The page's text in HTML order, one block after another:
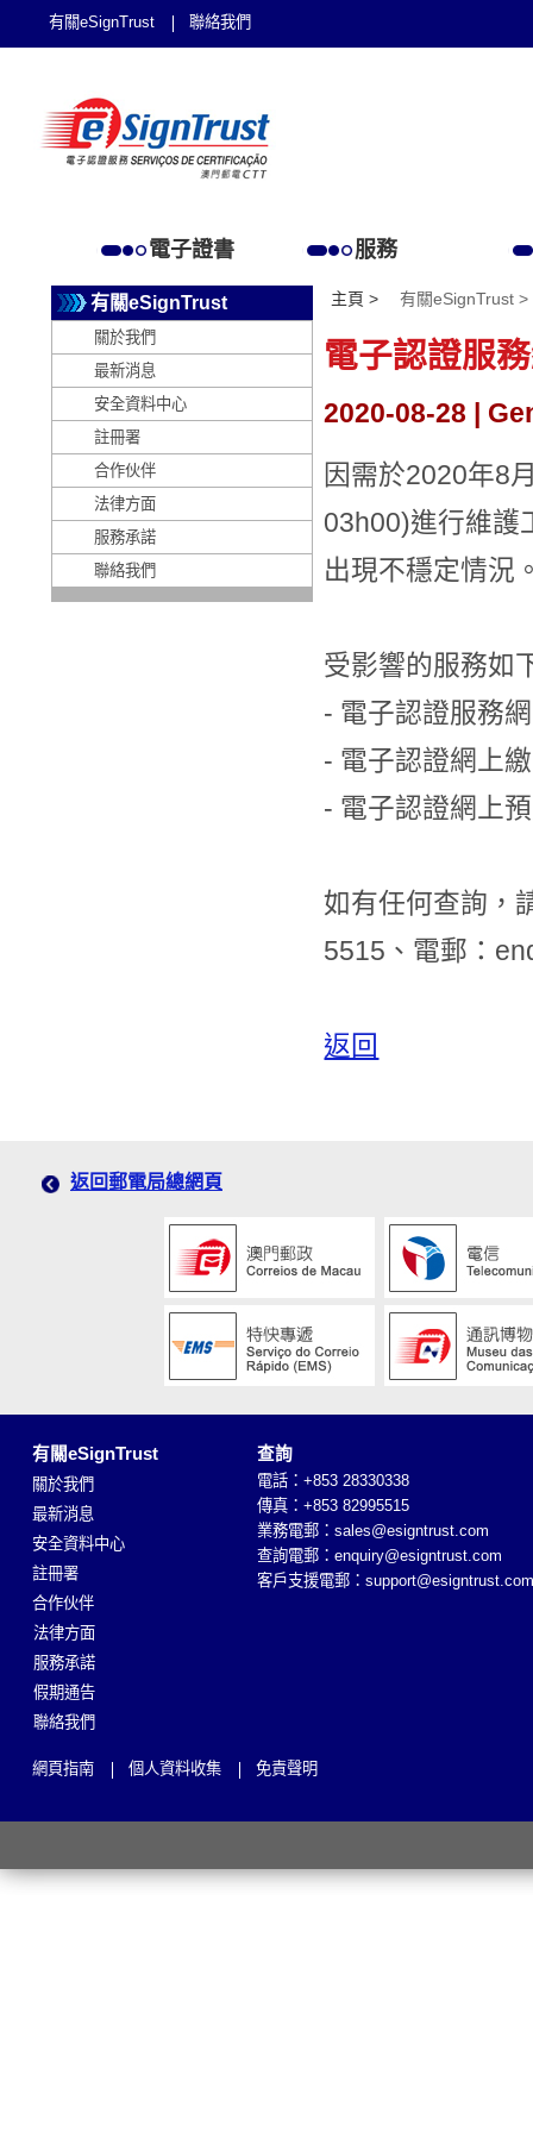
有關eSignTrust 聯絡我們
電子證書 服務
有關eSignTrust
關於我們
最新消息
安全資料中心
註冊署
合作伙伴
法律方面
服務承諾
聯絡我們
主頁 > 有關eSignTrust >
電子認證服
2020-08-28 |
因需於2020年8
03h00)進行維護
出現不穩定情況
受影響的服務如
- 電子認證服務
- 電子認證網上
- 電子認證網上
如有任何查詢，
5515、電郵：
返回
返回郵電局總網頁
有關eSignTrust
關於我們
最新消息
安全資料中心
註冊署
合作伙伴
法律方面
服務承諾
假期通告
聯絡我們
查詢
電話：+853 28330338
傳真：+853 82995515
業務電郵：sales@esigntrust.com
查詢電郵：enquiry@esigntrust.com
客戶支援電郵：
網頁指南 個人資料收集 免責聲明